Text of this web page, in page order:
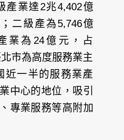
產業達2兆4,402億
二級產為5,746億
業為24億元，占
市為高度服務業主
近一半的服務業產
中心的地位，吸引
專業服務等高附加